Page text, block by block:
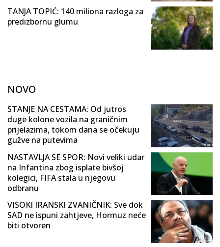
TANJA TOPIĆ: 140 miliona razloga za
predizbornu glumu
NOVO
STANJE NA CESTAMA: Od jutros
duge kolone vozila na graničnim
prijelazima, tokom dana se očekuju
gužve na putevima
NASTAVLJA SE SPOR: Novi veliki udar
na Infantina zbog isplate bivšoj
kolegici, FIFA stala u njegovu
odbranu
VISOKI IRANSKI ZVANIČNIK: Sve dok
SAD ne ispuni zahtjeve, Hormuz neće
biti otvoren